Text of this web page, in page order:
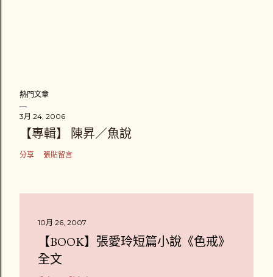
熱門文章
3月 24, 2006
【專輯】 陳昇／魚說
分享 張貼留言
10月 26, 2007
【BOOK】張愛玲短篇小說《色戒》
全文